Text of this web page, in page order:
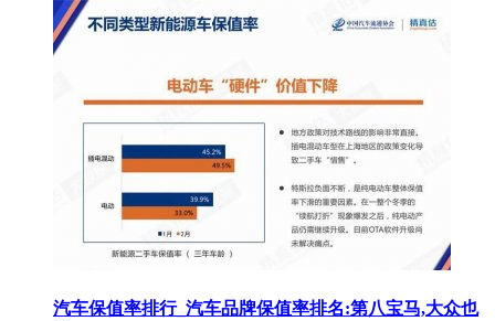
汽车保值率排行_汽车品牌保值率排名:第八宝马,大众也